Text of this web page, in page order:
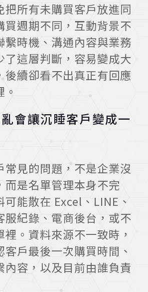
把所有未購買客戶放進同
買週期不同，互動背景不
繫時機、溝通內容與業務
了這層判斷，容易變成大
後續卻看不出真正有回應
會讓沉睡客戶變成一
常見的問題，不是企業沒
而是名單管理本身不完
能散在 Excel、LINE、
服紀錄、電商後台，或不
裡。資料來源不一致時，
戶最後一次購買時間、
內容，以及目前由誰負責